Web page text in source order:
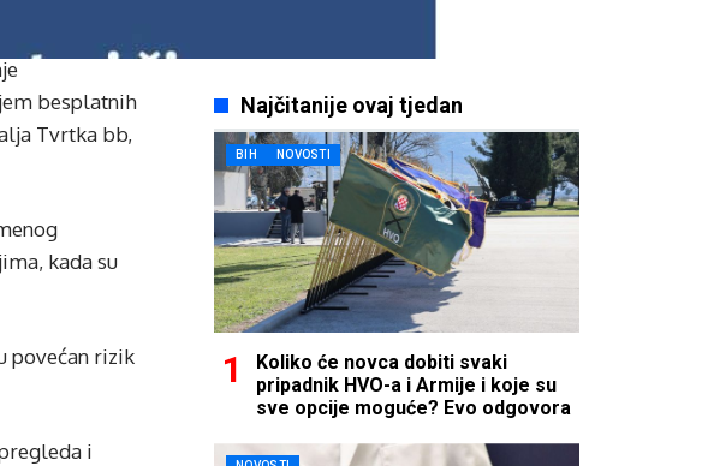
besplatnih
Tvrtka bb,
kada su
povećan rizik
i
Najčitanije ovaj tjedan
BIH NOVOSTI
Koliko će novca dobiti svaki
pripadnik HVO-a i Armije i koje su
sve opcije moguće? Evo odgovora